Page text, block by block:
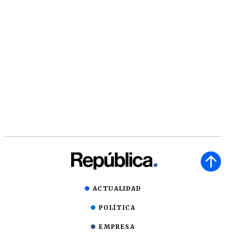
ACTUALIDAD
POLÍTICA
EMPRESA